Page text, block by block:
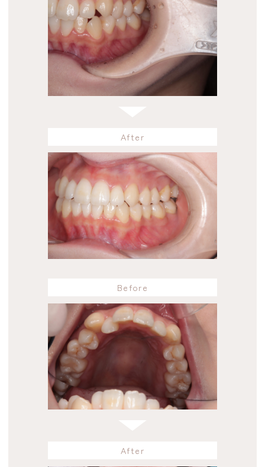
After
Before
After